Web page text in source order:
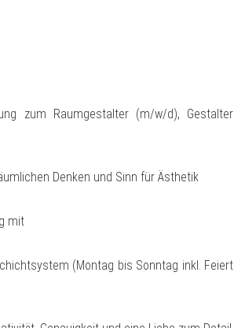
zum Raumgestalter (m/w/d),
Denken und Sinn für Ästhetik
mit
(Montag bis Sonntag inkl.